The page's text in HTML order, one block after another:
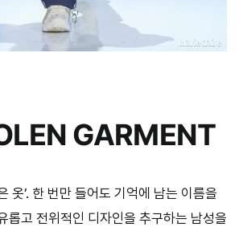
GARMENT
옷’. 한 번만 들어도 기억에 남는 이름을
롭고 전위적인 디자인을 추구하는 남성을